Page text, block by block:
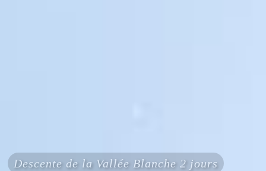
Descente de la Vallée Blanche 2 jours